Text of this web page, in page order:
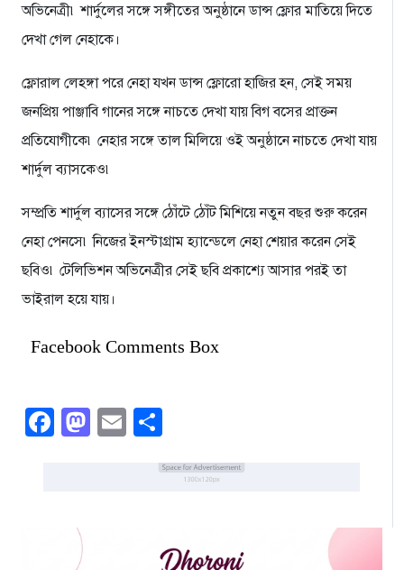
অভিনেত্রী৷ শার্দুলের সঙ্গে সঙ্গীতের অনুষ্ঠানে ডান্স ফ্লোর মাতিয়ে দিতে
দেখা গেল নেহাকে।
ফ্লোরাল লেহঙ্গা পরে নেহা যখন ডান্স ফ্লোরো হাজির হন, সেই সময়
জনপ্রিয় পাঞ্জাবি গানের সঙ্গে নাচতে দেখা যায় বিগ বসের প্রাক্তন
প্রতিযোগীকে৷ নেহার সঙ্গে তাল মিলিয়ে ওই অনুষ্ঠানে নাচতে দেখা যায়
শার্দুল ব্যাসকেও৷
সম্প্রতি শার্দুল ব্যাসের সঙ্গে ঠোঁটে ঠোঁট মিশিয়ে নতুন বছর শুরু করেন
নেহা পেনসে৷ নিজের ইনস্টাগ্রাম হ্যান্ডেলে নেহা শেয়ার করেন সেই
ছবিও৷ টেলিভিশন অভিনেত্রীর সেই ছবি প্রকাশ্যে আসার পরই তা
ভাইরাল হয়ে যায়।
Facebook Comments Box
Facebook
Mastodon
Email